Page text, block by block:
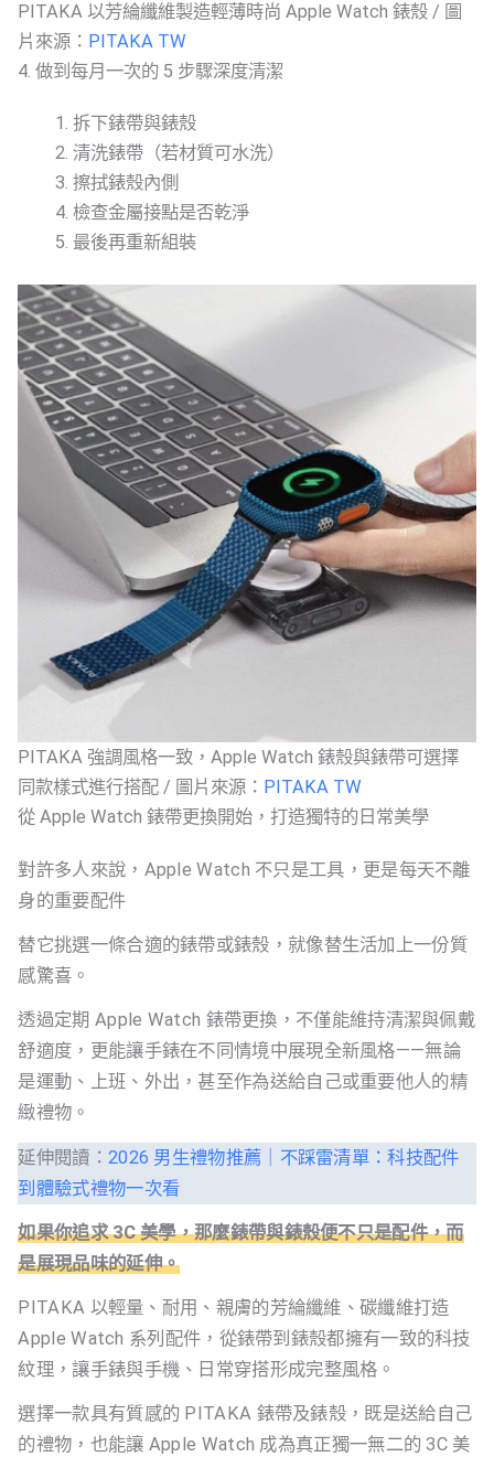
PITAKA 以芳綸纖維製造輕薄時尚 Apple Watch 錶殼 / 圖
片來源： PITAKA TW
4. 做到每月一次的 5 步驟深度清潔
拆下錶帶與錶殼
清洗錶帶（若材質可水洗）
擦拭錶殼內側
檢查金屬接點是否乾淨
最後再重新組裝
PITAKA 強調風格一致，Apple Watch 錶殼與錶帶可選擇
同款樣式進行搭配 / 圖片來源： PITAKA TW
從 Apple Watch 錶帶更換開始，打造獨特的日常美學
對許多人來說，Apple Watch 不只是工具，更是每天不離
身的重要配件
替它挑選一條合適的錶帶或錶殼，就像替生活加上一份質
感驚喜。
透過定期 Apple Watch 錶帶更換，不僅能維持清潔與佩戴
舒適度，更能讓手錶在不同情境中展現全新風格——無論
是運動、上班、外出，甚至作為送給自己或重要他人的精
緻禮物。
延伸閱讀： 2026 男生禮物推薦｜不踩雷清單：科技配件
到體驗式禮物一次看
如果你追求 3C 美學，那麼錶帶與錶殼便不只是配件，而
是展現品味的延伸。
PITAKA 以輕量、耐用、親膚的芳綸纖維、碳纖維打造
Apple Watch 系列配件，從錶帶到錶殼都擁有一致的科技
紋理，讓手錶與手機、日常穿搭形成完整風格。
選擇一款具有質感的 PITAKA 錶帶及錶殼，既是送給自己
的禮物，也能讓 Apple Watch 成為真正獨一無二的 3C 美